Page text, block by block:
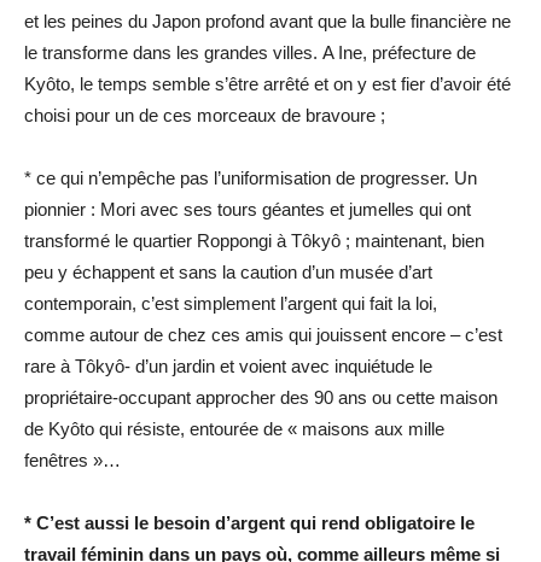
et les peines du Japon profond avant que la bulle financière ne
le transforme dans les grandes villes. A Ine, préfecture de
Kyôto, le temps semble s’être arrêté et on y est fier d’avoir été
choisi pour un de ces morceaux de bravoure ;
* ce qui n’empêche pas l’uniformisation de progresser. Un
pionnier : Mori avec ses tours géantes et jumelles qui ont
transformé le quartier Roppongi à Tôkyô ; maintenant, bien
peu y échappent et sans la caution d’un musée d’art
contemporain, c’est simplement l’argent qui fait la loi,
comme autour de chez ces amis qui jouissent encore – c’est
rare à Tôkyô- d’un jardin et voient avec inquiétude le
propriétaire-occupant approcher des 90 ans ou cette maison
de Kyôto qui résiste, entourée de « maisons aux mille
fenêtres »…
* C’est aussi le besoin d’argent qui rend obligatoire le
travail féminin dans un pays où, comme ailleurs même si